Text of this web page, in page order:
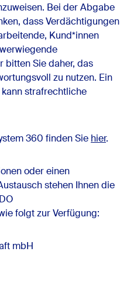
Bei der Abgabe
dass Verdächtigungen
Kund*innen
bitten Sie daher, das
zu nutzen. Ein
strafrechtliche
360 finden Sie hier.
oder einen
stehen Ihnen die
folgt zur Verfügung:
mbH